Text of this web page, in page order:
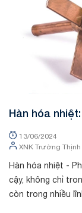
Hàn hóa
quả cho các
13/06/2024
XNK Trường Thịnh
Hàn hóa nhiệt -
cậy, không chỉ
còn trong nhiều